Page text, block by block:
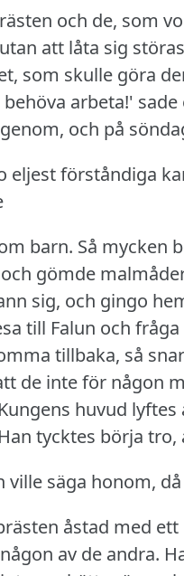
och de, som
att låta sig
som skulle göra
arbeta!' sade
och på
eljest förståndiga
barn. Så mycken
gömde
sig, och gingo
till Falun och
tillbaka, så
de inte för någon
huvud
Han tycktes börja
ville säga honom,
åstad med
av de andra.